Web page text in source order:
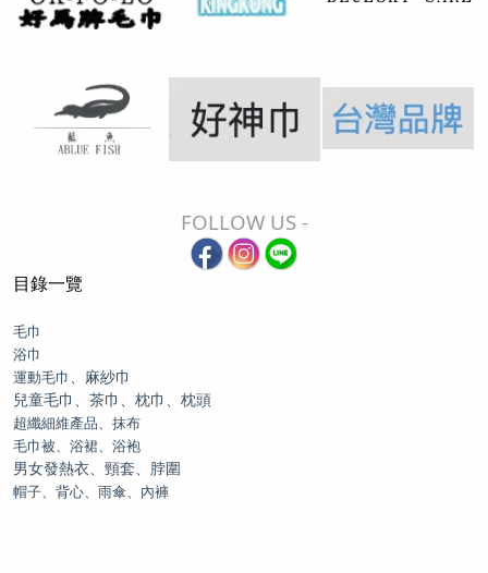
FOLLOW US -
目錄一覽
毛巾
浴巾
運動毛巾、麻紗巾
兒童毛巾、茶巾、枕巾、枕頭
超纖細維產品、抹布
毛巾被、浴裙、浴袍
男女發熱衣、頸套、脖圍
帽子、背心、雨傘、內褲